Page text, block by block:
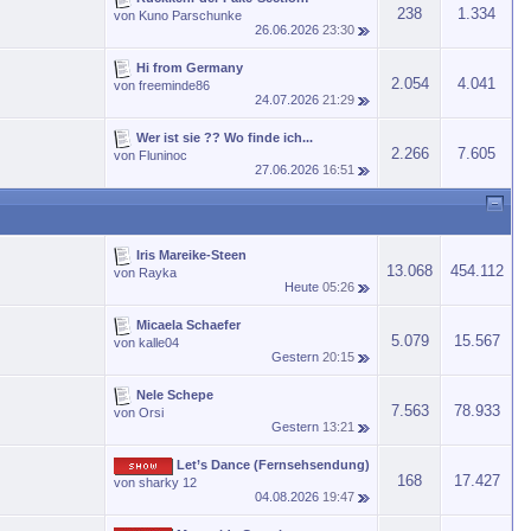
von Kuno Parschunke
26.06.2026 23:30
238 1.334
Hi from Germany
von freeminde86
24.07.2026 21:29
2.054 4.041
Wer ist sie ?? Wo finde ich...
von Fluninoc
27.06.2026 16:51
2.266 7.605
Iris Mareike-Steen
von Rayka
Heute 05:26
13.068 454.112
Micaela Schaefer
von kalle04
Gestern 20:15
5.079 15.567
Nele Schepe
von Orsi
Gestern 13:21
7.563 78.933
Let’s Dance (Fernsehsendung)
von sharky 12
04.08.2026 19:47
168 17.427